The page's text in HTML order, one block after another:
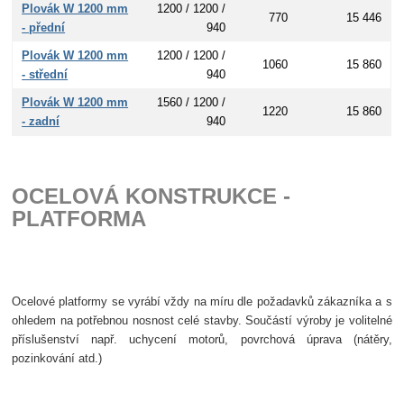
Plovák W 1200 mm
- přední
1200 / 1200 /
940
770 15 446
Plovák W 1200 mm
- střední
1200 / 1200 /
940
1060 15 860
Plovák W 1200 mm
- zadní
1560 / 1200 /
940
1220 15 860
OCELOVÁ KONSTRUKCE -
PLATFORMA
Ocelové platformy se vyrábí vždy na míru dle požadavků zákazníka a s
ohledem na potřebnou nosnost celé stavby. Součástí výroby je volitelné
příslušenství např. uchycení motorů, povrchová úprava (nátěry,
pozinkování atd.)